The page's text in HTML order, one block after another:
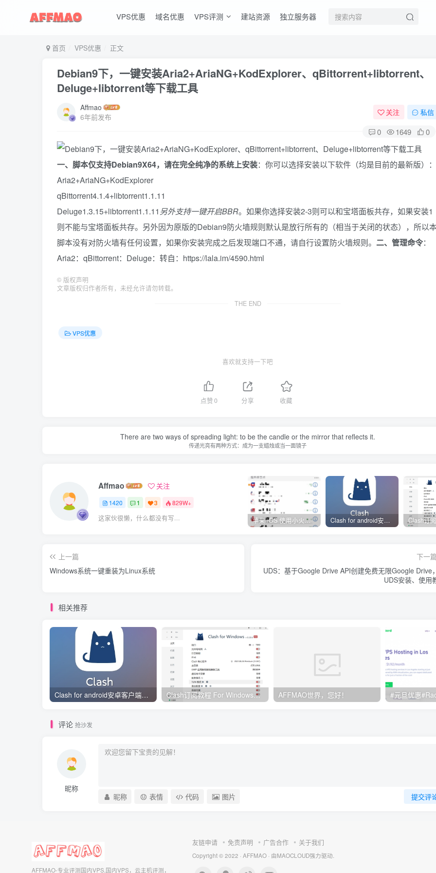
VPS优惠 域名优惠 VPS评测 建站资源 独立服务器
首页 VPS优惠 正文
Debian9下，一键安装Aria2+AriaNG+KodExplorer、qBittorrent+libtorrent、
Deluge+libtorrent等下载工具
Affmao
6年前发布
关注 私信
0 1649 0
一、脚本仅支持Debian9X64，请在完全纯净的系统上安装：你可以选择安装以下软件（均是目前的最新版）：
Aria2+AriaNG+KodExplorer
qBittorrent4.1.4+libtorrent1.1.11
Deluge1.3.15+libtorrent1.1.11 另外支持一键开启BBR。如果你选择安装2-3则可以和宝塔面板共存，如果安装1
则不能与宝塔面板共存。另外因为原版的Debian9防火墙规则默认是放行所有的（相当于关闭的状态），所以
脚本没有对防火墙有任何设置，如果你安装完成之后发现端口不通，请自行设置防火墙规则。 二、管理命令：
Aria2：qBittorrent：Deluge：转自：https://lala.im/4590.html
© 版权声明
文章版权归作者所有，未经允许请勿转载。
THE END
VPS优惠
喜欢就支持一下吧
点赞0 分享 收藏
There are two ways of spreading light: to be the candle or the mirror that reflects it.
传递光亮有两种方式：成为一支蜡烛或当一面镜子
Affmao 关注
1420 1 3 829W+
这家伙很懒，什么都没有写... 苹果 iOS 使用小火箭(shadowrocket)新手教程 Clash for android安卓客户端保姆级新手使用教程
上一篇
Windows系统一键重装为Linux系统
下一
UDS：基于Google Drive API创建免费无限Google Drive
UDS安装、使用
相关推荐
Clash for android安卓客户端保姆级新手使用教程 Clash订阅教程 For Windows中文使用图文教程 AFFMAO世界，您好！
评论 抢沙发
昵称
提交评
昵称 表情 代码 图片
AFFMAO-专业评测国内VPS,国内VPS，云主机评测，
友链申请 免责声明 广告合作 关于我们
Copyright © 2022 · AFFMAO · 由MAOCLOUD强力驱动.